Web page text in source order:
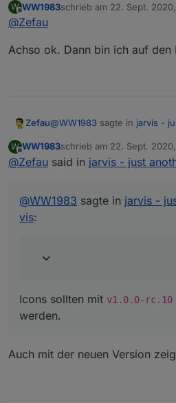
on/true und eins für
Es wird dafür in einer
Editor geben, aber hart an /
Außerdem kannst du auch
">90":"window-
W
Offline
WW1983schrieb am 22. Sept.
zuletzt editiert von
@Zefau
Achso ok. Dann bin ich auf den
Zefau@WW1983 sagte in jarvis -
Hier sind die
W
Offline
WW1983schrieb am 22. Sept.
zuletzt editiert von
@Zefau said in jarvis - just
@WW1983 sagte in jarvis -
vis:
Icons sollten mit v1.0.0-rc.10
werden.
Auch mit der neuen Version